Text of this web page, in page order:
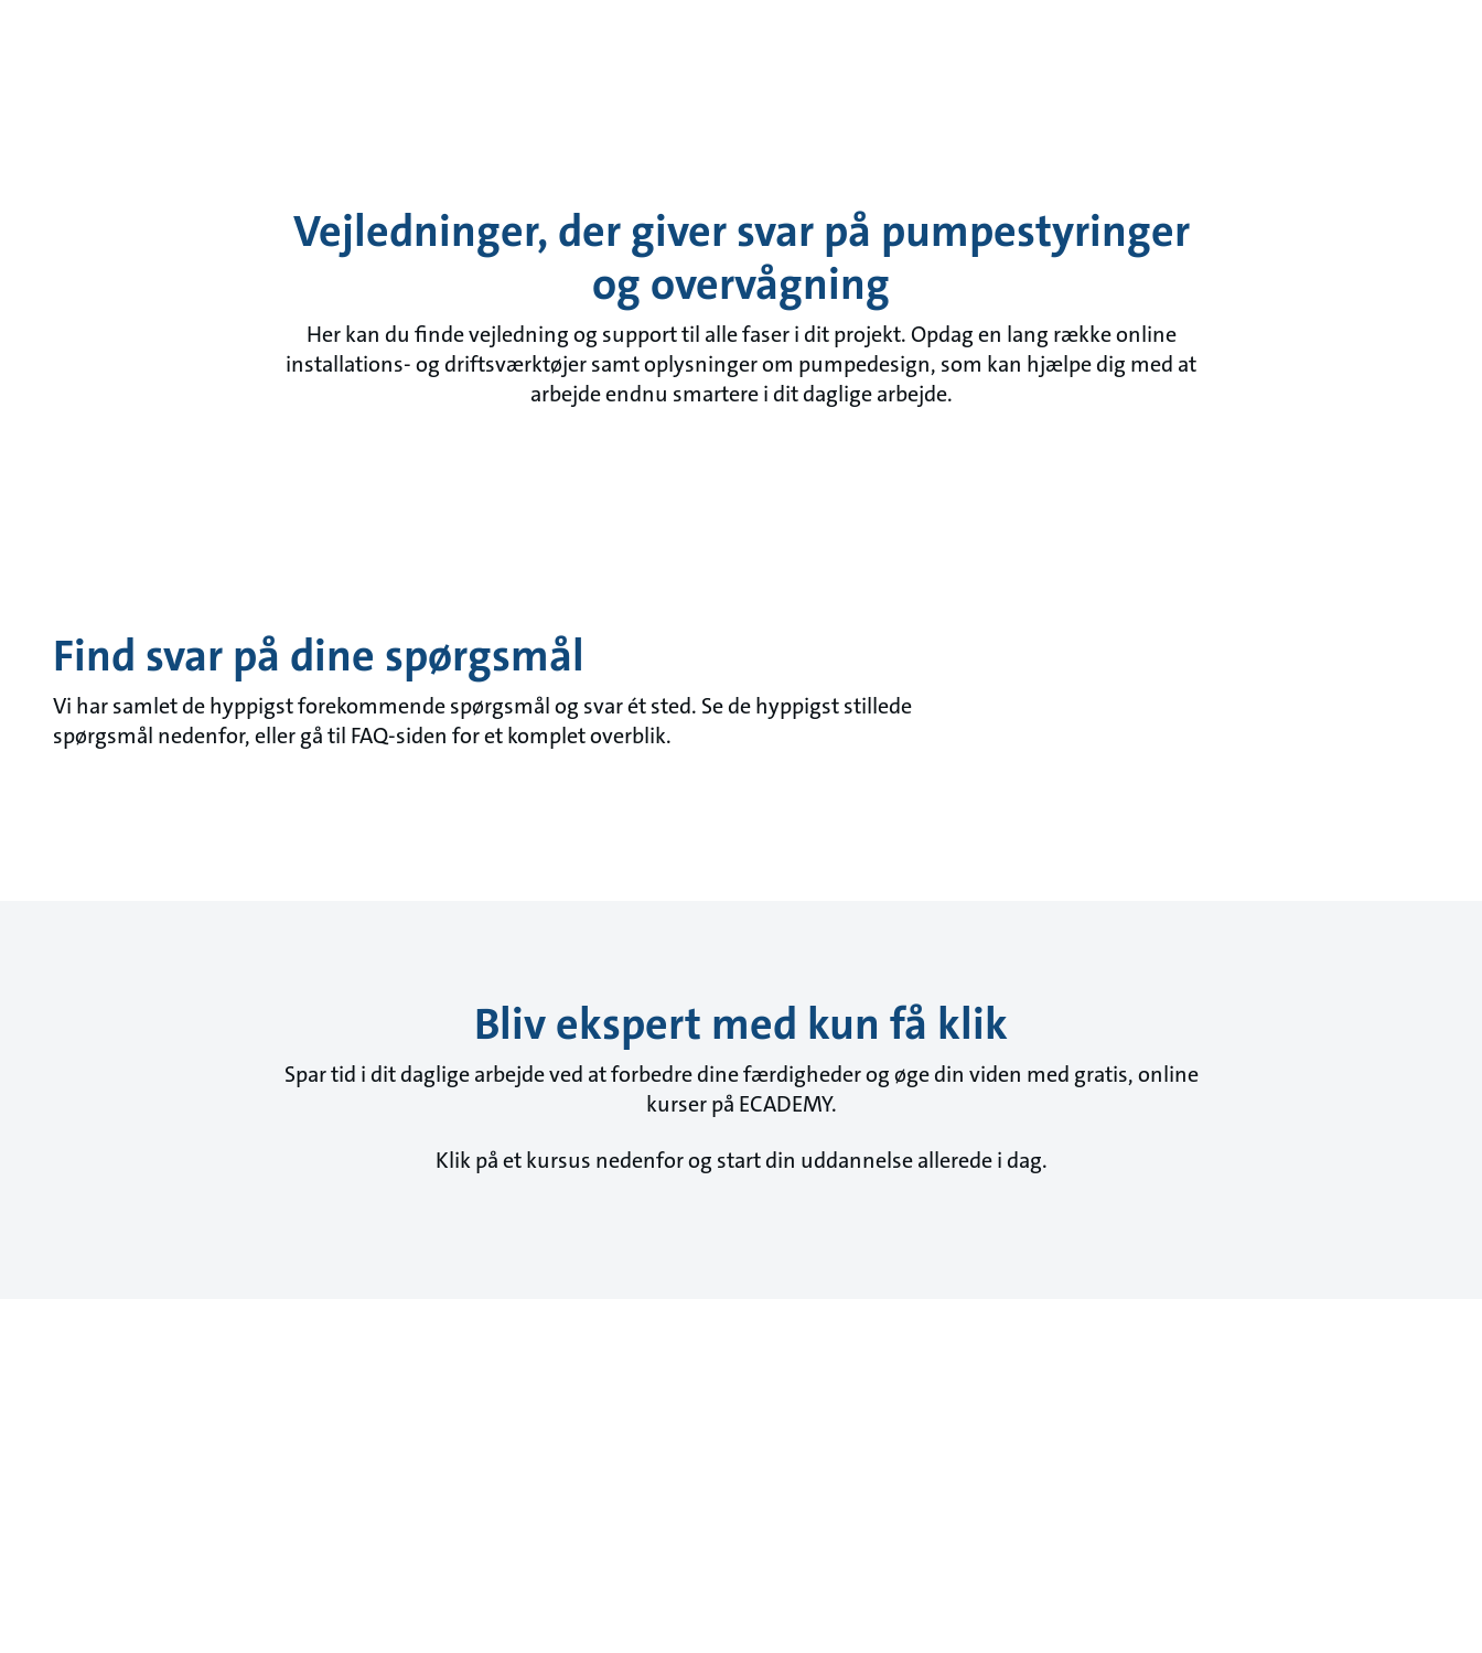
Vejledninger, der giver svar på pumpestyringer
og overvågning
Her kan du finde vejledning og support til alle faser i dit projekt. Opdag en lang række online
installations- og driftsværktøjer samt oplysninger om pumpedesign, som kan hjælpe dig med at
arbejde endnu smartere i dit daglige arbejde.
Find svar på dine spørgsmål
Vi har samlet de hyppigst forekommende spørgsmål og svar ét sted. Se de hyppigst stillede
spørgsmål nedenfor, eller gå til FAQ-siden for et komplet overblik.
Bliv ekspert med kun få klik
Spar tid i dit daglige arbejde ved at forbedre dine færdigheder og øge din viden med gratis, online
kurser på ECADEMY.
Klik på et kursus nedenfor og start din uddannelse allerede i dag.